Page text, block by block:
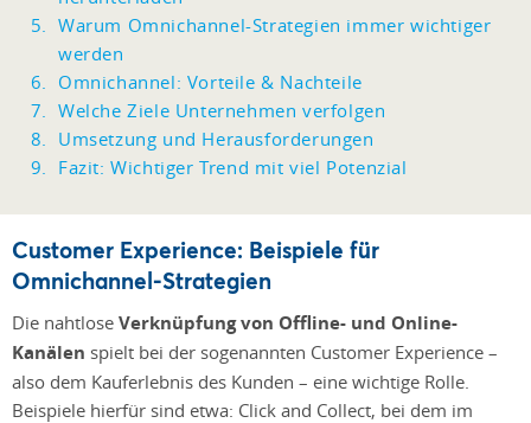
Warum Omnichannel-Strategien immer wichtiger
werden
Omnichannel: Vorteile & Nachteile
Welche Ziele Unternehmen verfolgen
Umsetzung und Herausforderungen
Fazit: Wichtiger Trend mit viel Potenzial
Customer Experience: Beispiele für
Omnichannel-Strategien
Die nahtlose Verknüpfung von Offline- und Online-
Kanälen spielt bei der sogenannten Customer Experience –
also dem Kauferlebnis des Kunden – eine wichtige Rolle.
Beispiele hierfür sind etwa: Click and Collect, bei dem im